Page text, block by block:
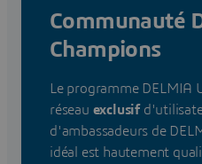
Communauté
Champions
Le programme DELMIA
réseau exclusif
d'ambassadeurs de
idéal est hautement